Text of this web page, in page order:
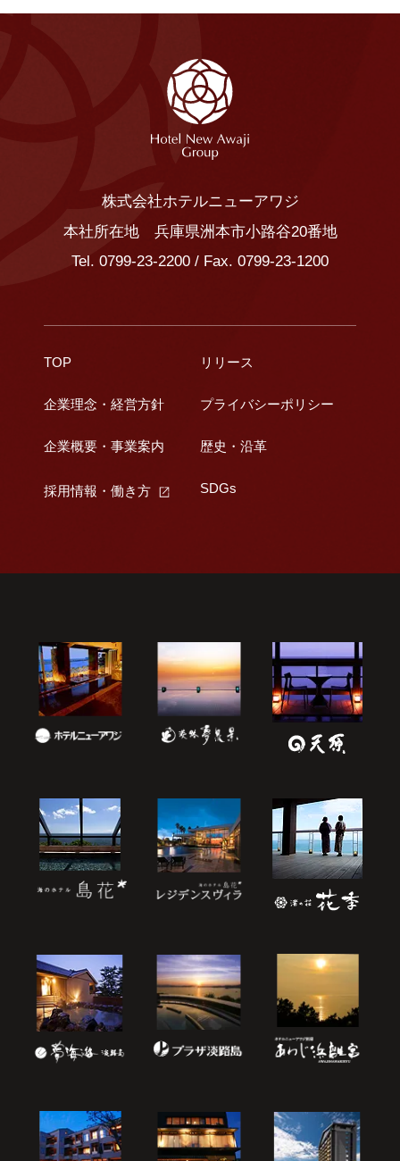
株式会社ホテルニューアワジ
本社所在地 兵庫県洲本市小路谷20番地
Tel. 0799-23-2200 / Fax. 0799-23-1200
TOP リリース
企業理念・経営方針 プライバシーポリシー
企業概要・事業案内 歴史・沿革
採用情報・働き方 SDGs